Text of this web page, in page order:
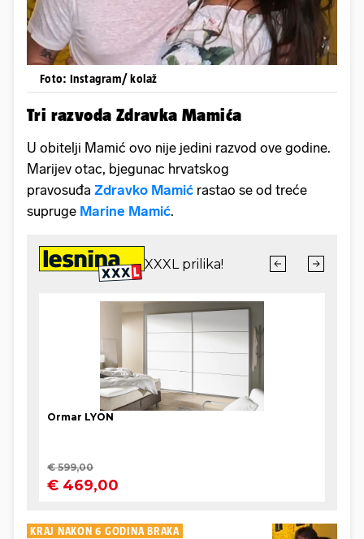
Foto: Instagram/ kolaž
Tri razvoda Zdravka Mamića
U obitelji Mamić ovo nije jedini razvod ove godine.
Marijev otac, bjegunac hrvatskog
pravosuđa Zdravko Mamić rastao se od treće
supruge Marine Mamić.
KRAJ NAKON 6 GODINA BRAKA